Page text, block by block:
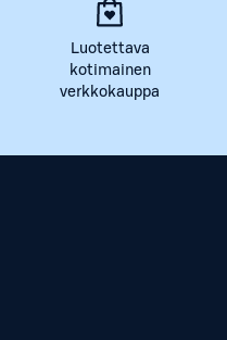
Luotettava
kotimainen
verkkokauppa